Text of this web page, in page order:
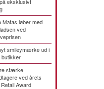
Matas løber med
ved
smileymærke ud i
butikker
stærke
ved årets
Award